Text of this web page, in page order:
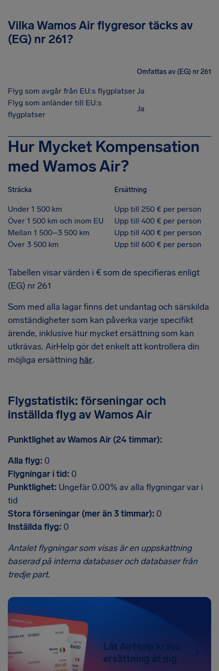
Vilka Wamos Air flygresor täcks av
(EG) nr 261?
Omfattas av (EG) nr 261
Flyg som avgår från EU:s flygplatserJa
Flyg som anländer till EU:s
flygplatser
Ja
Hur Mycket Kompensation
med Wamos Air?
Sträcka Ersättning
Under 1 500 km
Upp till 250 € per person
Över 1 500 km och inom EU
Upp till 400 € per person
Mellan 1 500–3 500 km
Upp till 400 € per person
Över 3 500 km
Upp till 600 € per person
Tabellen visar värden i € som de specifieras enligt
(EG) nr 261
Som med alla lagar finns det undantag och särskilda
omständigheter som kan påverka varje specifikt
ärende, inklusive hur mycket ersättning som kan
utkrävas. AirHelp gör det enkelt att kontrollera din
möjliga ersättning här.
Flygstatistik: förseningar och
inställda flyg av Wamos Air
Punktlighet av Wamos Air (24 timmar):
Alla flyg: 0
Flygningar i tid: 0
Punktlighet: Ungefär 0.00% av alla flygningar var i
tid
Stora förseningar (mer än 3 timmar): 0
Inställda flyg: 0
Antalet flygningar som visas är en uppskattning
baserad på interna databaser och databaser från
tredje part.
Låt AirHelp kräva
ersättning åt dig